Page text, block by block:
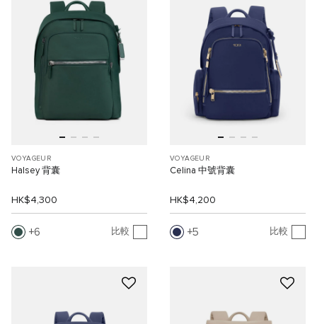
VOYAGEUR
Halsey 背囊
HK$4,300
6 比較
VOYAGEUR
Celina 中號背囊
HK$4,200
5 比較